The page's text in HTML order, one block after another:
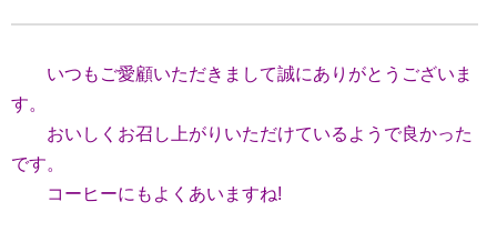
いつもご愛顧いただきまして誠にありがとうございま
す。
おいしくお召し上がりいただけているようで良かった
です。
コーヒーにもよくあいますね!